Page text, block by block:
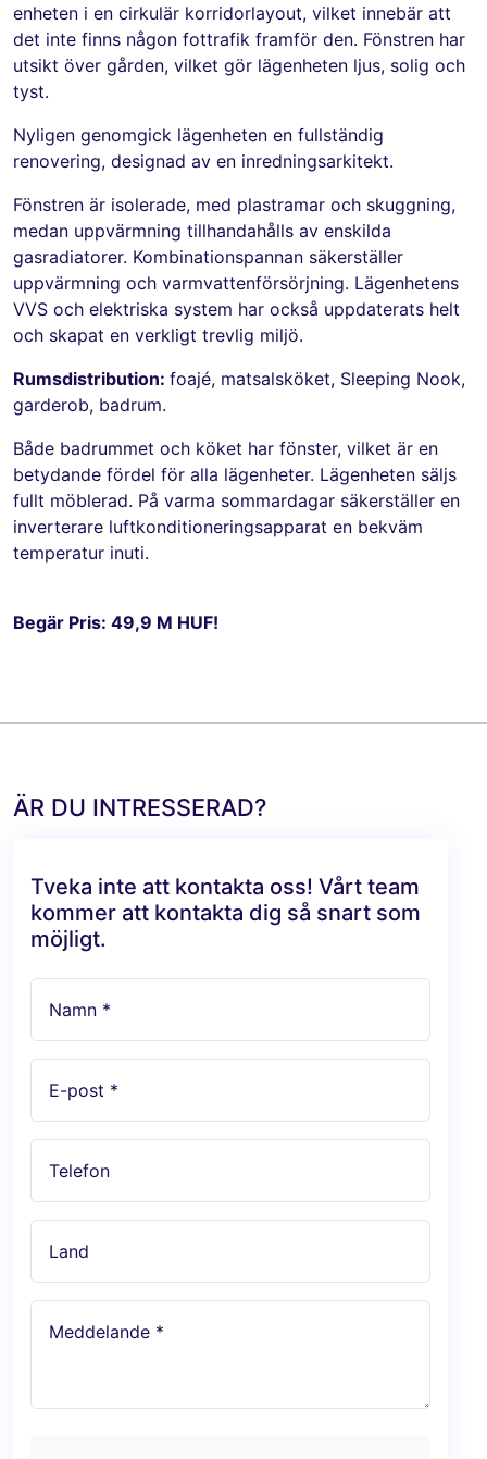
enheten i en cirkulär korridorlayout, vilket innebär att
det inte finns någon fottrafik framför den. Fönstren har
utsikt över gården, vilket gör lägenheten ljus, solig och
tyst.
Nyligen genomgick lägenheten en fullständig
renovering, designad av en inredningsarkitekt.
Fönstren är isolerade, med plastramar och skuggning,
medan uppvärmning tillhandahålls av enskilda
gasradiatorer. Kombinationspannan säkerställer
uppvärmning och varmvattenförsörjning. Lägenhetens
VVS och elektriska system har också uppdaterats helt
och skapat en verkligt trevlig miljö.
Rumsdistribution: foajé, matsalsköket, Sleeping Nook,
garderob, badrum.
Både badrummet och köket har fönster, vilket är en
betydande fördel för alla lägenheter. Lägenheten säljs
fullt möblerad. På varma sommardagar säkerställer en
inverterare luftkonditioneringsapparat en bekväm
temperatur inuti.
Begär Pris: 49,9 M HUF!
ÄR DU INTRESSERAD?
Tveka inte att kontakta oss! Vårt team
kommer att kontakta dig så snart som
möjligt.
Namn *
E-post *
Telefon
Land
Meddelande *